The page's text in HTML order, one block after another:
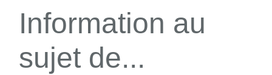
Information au
sujet de...